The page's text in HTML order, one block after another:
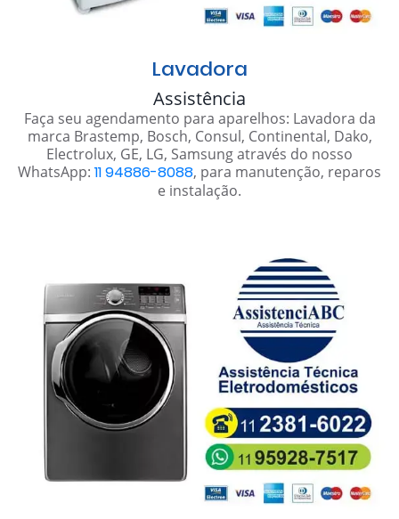
Lavadora
Assistência
Faça seu agendamento para aparelhos: Lavadora da
marca Brastemp, Bosch, Consul, Continental, Dako,
Electrolux, GE, LG, Samsung através do nosso
WhatsApp: 11 94886-8088, para manutenção, reparos
e instalação.